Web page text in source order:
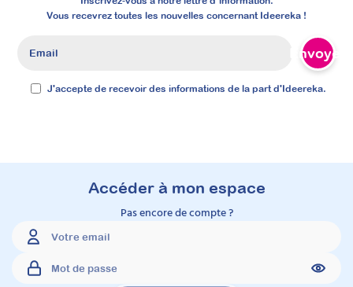
Formations
NOUVEAU 2026
Vous recevrez toutes les nouvelles concernant Ideereka !
Envoyer
J'accepte de recevoir des informations de la part d'Ideereka.
Accéder à mon espace
Pas encore de compte ?